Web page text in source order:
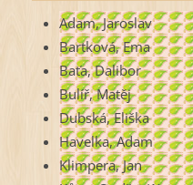
Adam, Jaroslav
Bartková, Ema
Baťa, Dalibor
Bulíř, Matěj
Dubská, Eliška
Havelka, Adam
Klimpera, Jan